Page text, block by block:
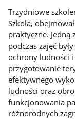
Trzydniowe
Szkoła,
praktyczne.
podczas zajęć
ochrony ludności
przygotowanie
efektywnego
ludności oraz
funkcjonowania
różnorodnych